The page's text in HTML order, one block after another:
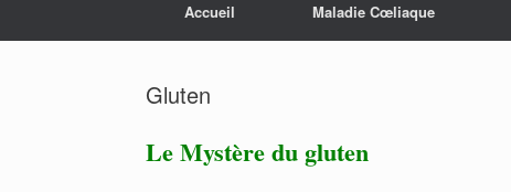
Accueil Maladie Cœliaque
Gluten
Le Mystère du gluten